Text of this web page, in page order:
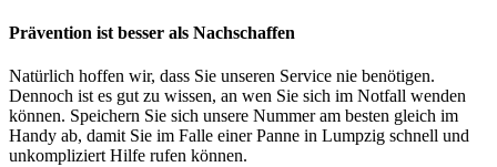
Prävention ist besser als Nachschaffen
Natürlich hoffen wir, dass Sie unseren Service nie benötigen.
Dennoch ist es gut zu wissen, an wen Sie sich im Notfall wenden
können. Speichern Sie sich unsere Nummer am besten gleich im
Handy ab, damit Sie im Falle einer Panne in Lumpzig schnell und
unkompliziert Hilfe rufen können.